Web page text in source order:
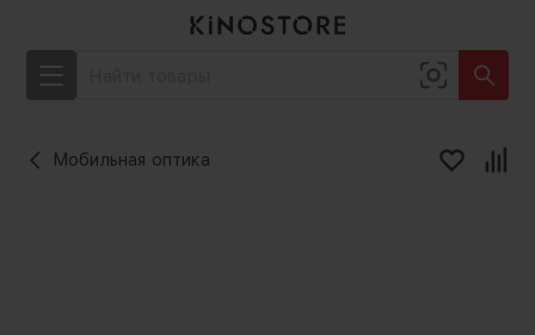
Мобильная оптика